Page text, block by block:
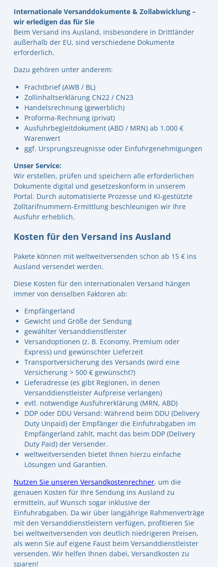
Internationale Versanddokumente & Zollabwicklung –
wir erledigen das für Sie
Beim Versand ins Ausland, insbesondere in Drittländer
außerhalb der EU, sind verschiedene Dokumente
erforderlich.
Dazu gehören unter anderem:
Frachtbrief (AWB / BL)
Zollinhaltserklärung CN22 / CN23
Handelsrechnung (gewerblich)
Proforma-Rechnung (privat)
Ausfuhrbegleitdokument (ABD / MRN) ab 1.000 €
Warenwert
ggf. Ursprungszeugnisse oder Einfuhrgenehmigungen
Unser Service:
Wir erstellen, prüfen und speichern alle erforderlichen
Dokumente digital und gesetzeskonform in unserem
Portal. Durch automatisierte Prozesse und KI-gestützte
Zolltarifnummern-Ermittlung beschleunigen wir Ihre
Ausfuhr erheblich.
Kosten für den Versand ins Ausland
Pakete können mit weltweitversenden schon ab 15 € ins
Ausland versendet werden.
Diese Kosten für den internationalen Versand hängen
immer von denselben Faktoren ab:
Empfängerland
Gewicht und Größe der Sendung
gewählter Versanddienstleister
Versandoptionen (z. B. Economy, Premium oder
Express) und gewünschter Lieferzeit
Transportversicherung des Versands (wird eine
Versicherung > 500 € gewünscht?)
Lieferadresse (es gibt Regionen, in denen
Versanddienstleister Aufpreise verlangen)
evtl. notwendige Ausfuhrerklärung (MRN, ABD)
DDP oder DDU Versand: Während beim DDU (Delivery
Duty Unpaid) der Empfänger die Einfuhrabgaben im
Empfängerland zahlt, macht das beim DDP (Delivery
Duty Paid) der Versender.
weltweitversenden bietet Ihnen hierzu einfache
Lösungen und Garantien.
Nutzen Sie unseren Versandkostenrechner, um die
genauen Kosten für Ihre Sendung ins Ausland zu
ermitteln, auf Wunsch sogar inklusive der
Einfuhrabgaben. Da wir über langjährige Rahmenverträge
mit den Versanddienstleistern verfügen, profitieren Sie
bei weltweitversenden von deutlich niedrigeren Preisen,
als wenn Sie auf eigene Faust beim Versanddienstleister
versenden. Wir helfen Ihnen dabei, Versandkosten zu
sparen!